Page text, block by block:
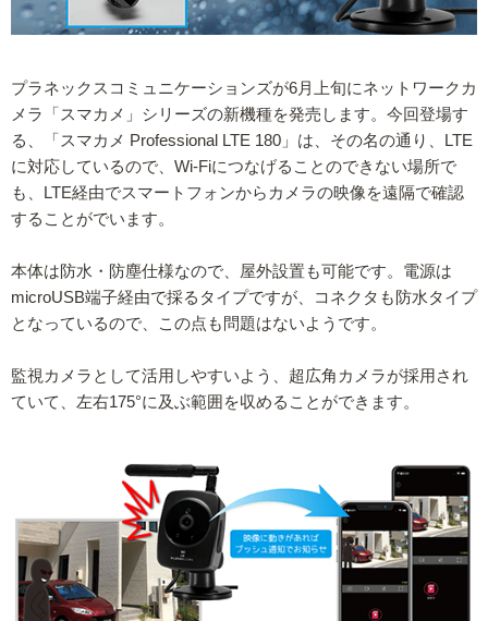
プラネックスコミュニケーションズが6月上旬にネットワークカ
メラ「スマカメ」シリーズの新機種を発売します。今回登場す
る、「スマカメ Professional LTE 180」は、その名の通り、LTE
に対応しているので、Wi-Fiにつなげることのできない場所で
も、LTE経由でスマートフォンからカメラの映像を遠隔で確認
することがでいます。
本体は防水・防塵仕様なので、屋外設置も可能です。電源は
microUSB端子経由で採るタイプですが、コネクタも防水タイプ
となっているので、この点も問題はないようです。
監視カメラとして活用しやすいよう、超広角カメラが採用され
ていて、左右175°に及ぶ範囲を収めることができます。